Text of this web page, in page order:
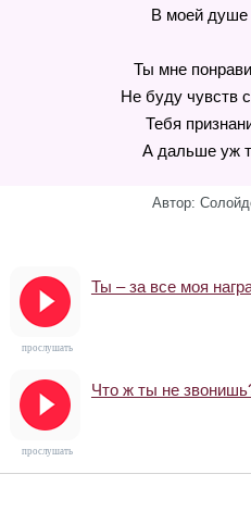
В моей душе
Ты мне
Не буду чувств
Тебя
А дальше уж
Автор:
Ты – за все моя
прослушать
Что ж ты не
прослушать